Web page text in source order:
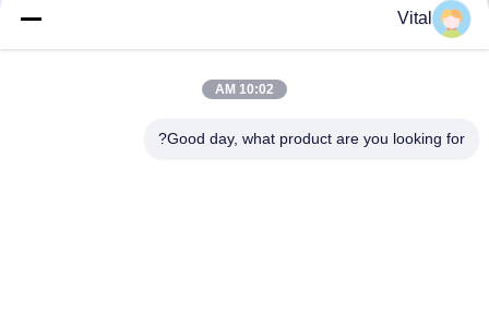
احصل على أفضل سعر
Vital
10:02 AM
Good day, what product are you looking for?